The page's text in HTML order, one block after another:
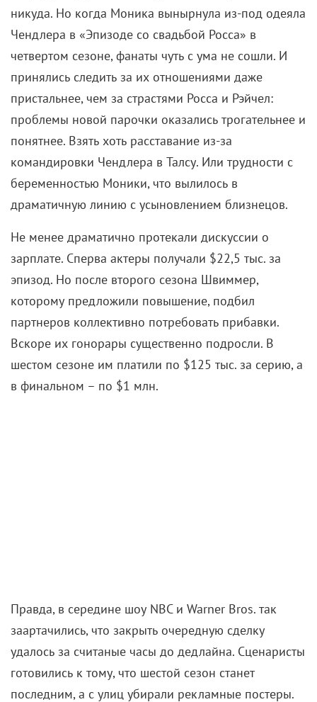
Вскоре их гонорары существенно подросли. В
шестом сезоне им платили по $125 тыс. за серию, а
в финальном – по $1 млн.
Правда, в середине шоу NBC и Warner Bros. так
заартачились, что закрыть очередную сделку
удалось за считаные часы до дедлайна. Сценаристы
готовились к тому, что шестой сезон станет
последним, а с улиц убирали рекламные постеры.
Впрочем, инвестиции себя оправдали: «Друзья» до
провалится. Мэттью настаивал на обратном и
оказался прав. Так что в 2000-м он блистал и в
самом знаменитом сериале, и в одной из самых
обсуждаемых картин года. Увы, темная изнанка
славы погрузила его в пучину депрессии и